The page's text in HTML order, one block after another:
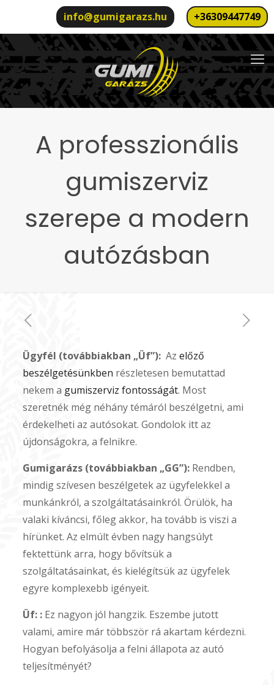
+36309447749
info@gumigarazs.hu
A professzionális
gumiszerviz
szerepe a modern
autózásban
Ügyfél (továbbiakban „Üf”): Az előző
beszélgetésünkben részletesen bemutattad
nekem a gumiszerviz fontosságát. Most
szeretnék még néhány témáról beszélgetni, ami
érdekelheti az autósokat. Gondolok itt az
újdonságokra, a felnikre.
Gumigarázs (továbbiakban „GG”):Rendben,
mindig szívesen beszélgetek az ügyfelekkel a
munkánkról, a szolgáltatásainkról. Örülök, ha
valaki kíváncsi, főleg akkor, ha tovább is viszi a
hírünket. Az elmúlt évben nagy hangsúlyt
fektettünk arra, hogy bővítsük a
szolgáltatásainkat, és kielégítsük az ügyfelek
egyre komplexebb igényeit.
Üf: :Ez nagyon jól hangzik. Eszembe jutott
valami, amire már többször rá akartam kérdezni.
Hogyan befolyásolja a felni állapota az autó
teljesítményét?